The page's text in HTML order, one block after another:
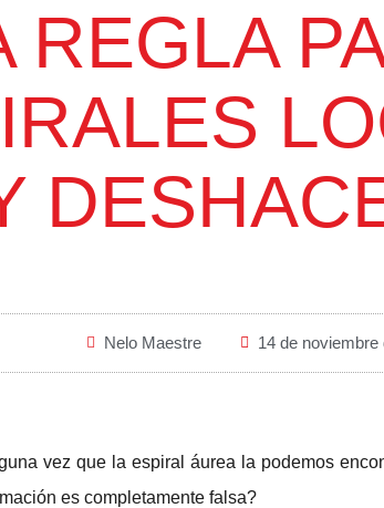
REGLA
Nelo Maestre 14 de noviembre
vez que la espiral áurea la podemos
es completamente falsa?